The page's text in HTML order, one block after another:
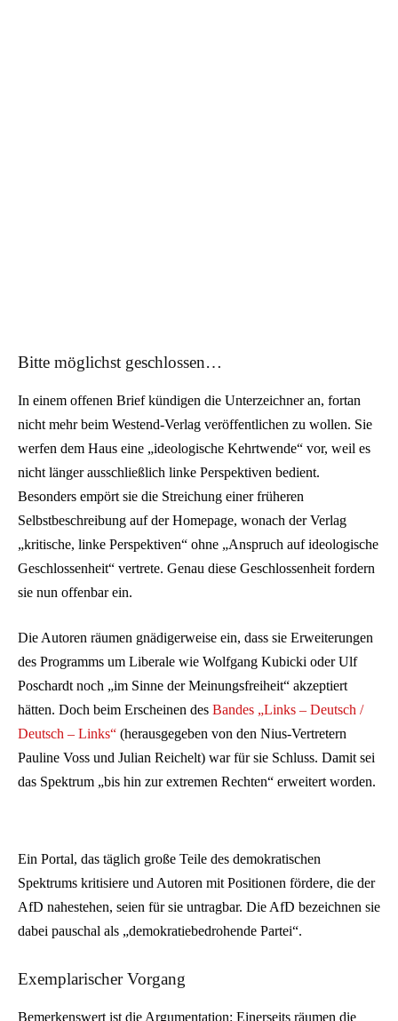
Bitte möglichst geschlossen…
In einem offenen Brief kündigen die Unterzeichner an, fortan
nicht mehr beim Westend-Verlag veröffentlichen zu wollen. Sie
werfen dem Haus eine „ideologische Kehrtwende“ vor, weil es
nicht länger ausschließlich linke Perspektiven bedient.
Besonders empört sie die Streichung einer früheren
Selbstbeschreibung auf der Homepage, wonach der Verlag
„kritische, linke Perspektiven“ ohne „Anspruch auf ideologische
Geschlossenheit“ vertrete. Genau diese Geschlossenheit fordern
sie nun offenbar ein.
Die Autoren räumen gnädigerweise ein, dass sie Erweiterungen
des Programms um Liberale wie Wolfgang Kubicki oder Ulf
Poschardt noch „im Sinne der Meinungsfreiheit“ akzeptiert
hätten. Doch beim Erscheinen des Bandes „Links – Deutsch /
Deutsch – Links“ (herausgegeben von den Nius-Vertretern
Pauline Voss und Julian Reichelt) war für sie Schluss. Damit sei
das Spektrum „bis hin zur extremen Rechten“ erweitert worden.
Ein Portal, das täglich große Teile des demokratischen
Spektrums kritisiere und Autoren mit Positionen fördere, die der
AfD nahestehen, seien für sie untragbar. Die AfD bezeichnen sie
dabei pauschal als „demokratiebedrohende Partei“.
Exemplarischer Vorgang
Bemerkenswert ist die Argumentation: Einerseits räumen die